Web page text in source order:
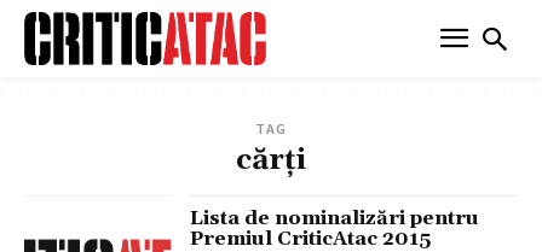
TAG
cărți
Lista de nominalizări pentru
Premiul CriticAtac 2015